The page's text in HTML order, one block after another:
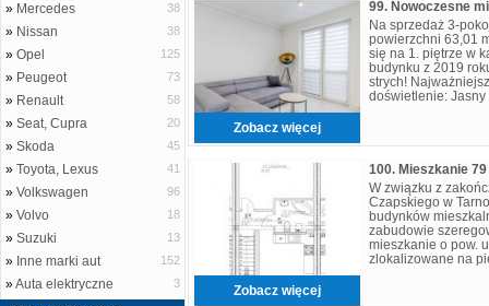
» Mercedes 38
» Nissan 38
» Opel 125
» Peugeot 73
» Renault 58
» Seat, Cupra 20
» Skoda 45
» Toyota, Lexus 41
» Volkswagen 96
» Volvo 18
» Suzuki 13
» Inne marki aut 152
»Auta elektryczne 3
Zobacz więcej
Na sprzedaż 3-
powierzchni 63,01
się na 1. piętrze w
budynku z 2019
strych!
doświetlenie:
Zobacz więcej
100. Mieszkanie
W związku z
Czapskiego w
budynków
zabudowie
mieszkanie o pow.
zlokalizowane na